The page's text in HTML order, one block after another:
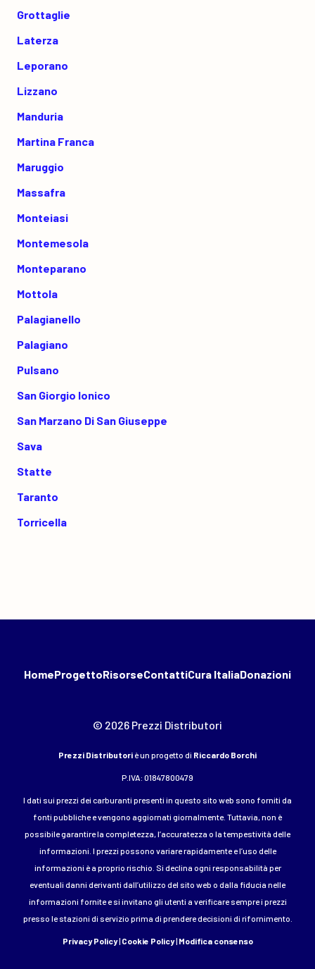
Grottaglie
Laterza
Leporano
Lizzano
Manduria
Martina Franca
Maruggio
Massafra
Monteiasi
Montemesola
Monteparano
Mottola
Palagianello
Palagiano
Pulsano
San Giorgio Ionico
San Marzano Di San Giuseppe
Sava
Statte
Taranto
Torricella
HomeProgettoRisorseContattiCura ItaliaDonazioni
© 2026 Prezzi Distributori
Prezzi Distributori è un progetto di Riccardo Borchi
P.IVA: 01847800479
I dati sui prezzi dei carburanti presenti in questo sito web sono forniti da
fonti pubbliche e vengono aggiornati giornalmente. Tuttavia, non è
possibile garantire la completezza, l’accuratezza o la tempestività delle
informazioni. I prezzi possono variare rapidamente e l’uso delle
informazioni è a proprio rischio. Si declina ogni responsabilità per
eventuali danni derivanti dall’utilizzo del sito web o dalla fiducia nelle
informazioni fornite e si invitano gli utenti a verificare sempre i prezzi
presso le stazioni di servizio prima di prendere decisioni di rifornimento.
Privacy Policy| Cookie Policy| Modifica consenso